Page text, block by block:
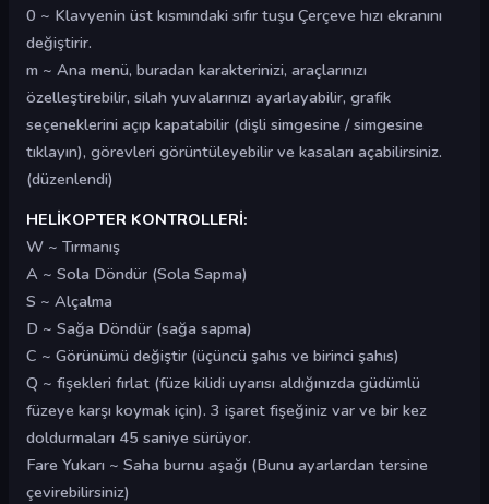
0 ~ Klavyenin üst kısmındaki sıfır tuşu Çerçeve hızı ekranını
değiştirir.
m ~ Ana menü, buradan karakterinizi, araçlarınızı
özelleştirebilir, silah yuvalarınızı ayarlayabilir, grafik
seçeneklerini açıp kapatabilir (dişli simgesine / simgesine
tıklayın), görevleri görüntüleyebilir ve kasaları açabilirsiniz.
(düzenlendi)
HELİKOPTER KONTROLLERİ:
W ~ Tırmanış
A ~ Sola Döndür (Sola Sapma)
S ~ Alçalma
D ~ Sağa Döndür (sağa sapma)
C ~ Görünümü değiştir (üçüncü şahıs ve birinci şahıs)
Q ~ fişekleri fırlat (füze kilidi uyarısı aldığınızda güdümlü
füzeye karşı koymak için). 3 işaret fişeğiniz var ve bir kez
doldurmaları 45 saniye sürüyor.
Fare Yukarı ~ Saha burnu aşağı (Bunu ayarlardan tersine
çevirebilirsiniz)